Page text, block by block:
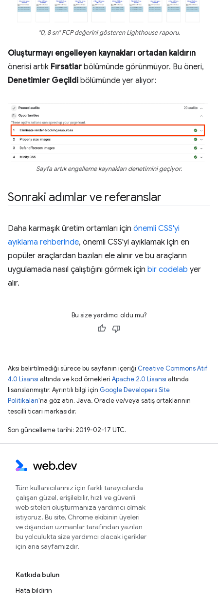
"0, 8 sn" FCP değerini gösteren Lighthouse raporu.
Oluşturmayı engelleyen kaynakları ortadan kaldırın
önerisi artık Fırsatlar bölümünde görünmüyor. Bu öneri,
Denetimler Geçildi bölümünde yer alıyor:
Sayfa artık engelleme kaynakları denetimini geçiyor.
Sonraki adımlar ve referanslar
Daha karmaşık üretim ortamları için önemli CSS'yi
ayıklama rehberinde, önemli CSS'yi ayıklamak için en
popüler araçlardan bazıları ele alınır ve bu araçların
uygulamada nasıl çalıştığını görmek için bir codelab yer
alır.
Bu size yardımcı oldu mu?
Aksi belirtilmediği sürece bu sayfanın içeriği Creative Commons Atıf
4.0 Lisansı altında ve kod örnekleri Apache 2.0 Lisansı altında
lisanslanmıştır. Ayrıntılı bilgi için Google Developers Site
Politikaları'na göz atın. Java, Oracle ve/veya satış ortaklarının
tescilli ticari markasıdır.
Son güncelleme tarihi: 2019-02-17 UTC.
Tüm kullanıcılarınız için farklı tarayıcılarda
çalışan güzel, erişilebilir, hızlı ve güvenli
web siteleri oluşturmanıza yardımcı olmak
istiyoruz. Bu site, Chrome ekibinin üyeleri
ve dışarıdan uzmanlar tarafından yazılan
bu yolculukta size yardımcı olacak içerikler
için ana sayfamızdır.
Katkıda bulun
Hata bildirin